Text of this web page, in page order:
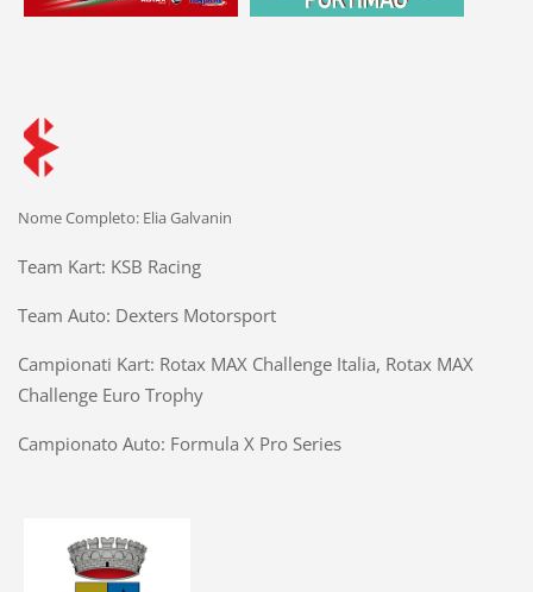
Nome Completo: Elia Galvanin
Team Kart: KSB Racing
Team Auto: Dexters Motorsport
Campionati Kart: Rotax MAX Challenge Italia, Rotax MAX
Challenge Euro Trophy
Campionato Auto: Formula X Pro Series